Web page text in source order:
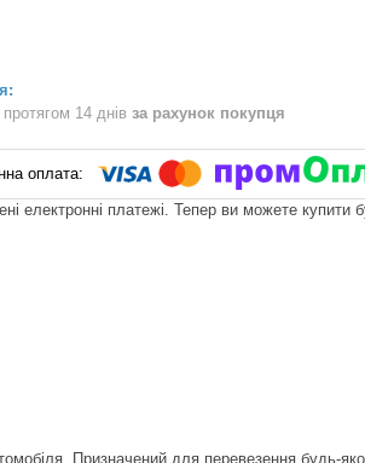
14 днів за рахунок покупця
електронні платежі. Тепер ви можете купити
Призначений для перевезення будь-